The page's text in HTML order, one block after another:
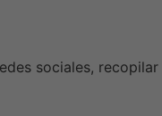
sociales,